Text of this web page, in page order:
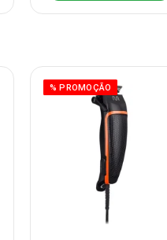
% PROMOÇÃO